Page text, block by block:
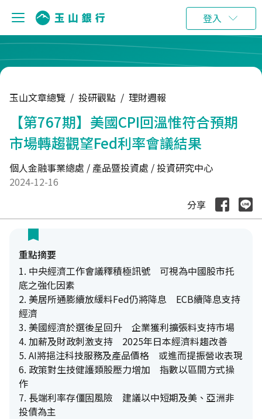
登入
玉山文章總覽 / 投研觀點 / 理財週報
【第767期】美國CPI回溫惟符合預期
市場轉趨觀望Fed利率會議結果
個人金融事業總處 / 產品暨投資處 / 投資研究中心
2024-12-16
分享
重點摘要
1. 中央經濟工作會議釋積極訊號 可視為中國股市托
底之強化因素
2. 美居所通膨續放緩料Fed仍將降息 ECB續降息支持
經濟
3. 美國經濟於選後呈回升 企業獲利擴張料支持市場
4. 加薪及財政刺激支持 2025年日本經濟料趨改善
5. AI將挹注科技服務及產品價格 或進而提振營收表現
6. 政策對生技健護類股壓力增加 指數以區間方式操
作
7. 長端利率存僵固風險 建議以中短期及美、亞洲非
投債為主